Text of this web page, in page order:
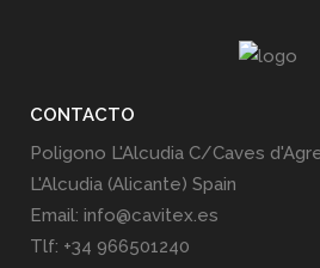
CONTACTO
Poligono L'Alcudia C/Caves
L'Alcudia (Alicante) Spain
Email: info@cavitex.es
Tlf: +34 966501240